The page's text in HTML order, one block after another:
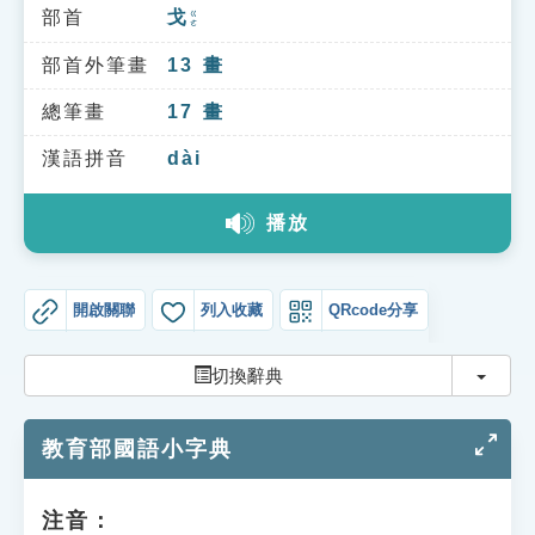
索引選單
知識索引
單字索引
生命大百科索引
教學應用
貓頭鷹博士
部首 戈 ㄍㄜ
部首外筆畫 13 畫
總筆畫 17 畫
漢語拼音 dài
播放
開啟關聯 列入收藏 QRcode分享
切換辭典 切換
教育部國語小字典
注音：